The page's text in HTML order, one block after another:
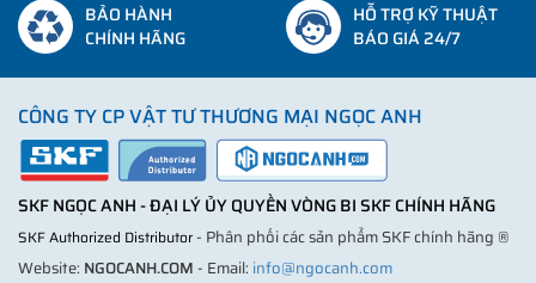
BẢO HÀNH
CHÍNH HÃNG
HỖ TRỢ KỸ THUẬT
BÁO GIÁ 24/7
CÔNG TY CP VẬT TƯ THƯƠNG MẠI NGỌC ANH
SKF NGỌC ANH - ĐẠI LÝ ỦY QUYỀN VÒNG BI SKF CHÍNH HÃNG
SKF Authorized Distributor- Phân phối các sản phẩm SKF chính hãng ®
Website: NGOCANH.COM- Email: info@ngocanh.com